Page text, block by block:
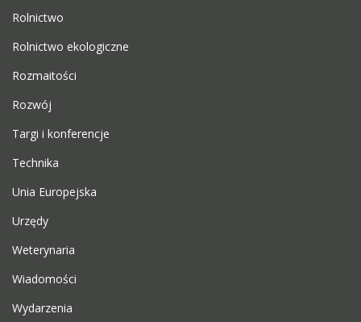
Rolnictwo
Rolnictwo ekologiczne
Rozmaitości
Rozwój
Targi i konferencje
Technika
Unia Europejska
Urzędy
Weterynaria
Wiadomości
Wydarzenia